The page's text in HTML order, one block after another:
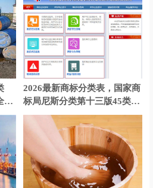
点商标注册
汁商标注册
业机器商标注册
司商标注册
商标注册
化学商标注册
耗材商标注册
解
2026最新商标分类表，国家商
标局尼斯分类第十三版45类别
明细